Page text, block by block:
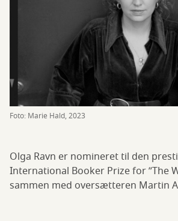
Foto: Marie Hald, 2023
Olga Ravn er nomineret til den
International Booker Prize for ”The
sammen med oversætteren Martin